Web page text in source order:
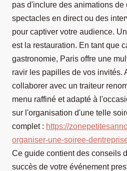
pas d'inclure des animations de
spectacles en direct ou des
pour captiver votre audience.
est la restauration. En tant que
gastronomie, Paris offre une
ravir les papilles de vos invités.
collaborer avec un traiteur
menu raffiné et adapté à
sur l'organisation d'une telle
complet : https://
organiser-une-soiree-
Ce guide contient des conseils
succès de votre événement